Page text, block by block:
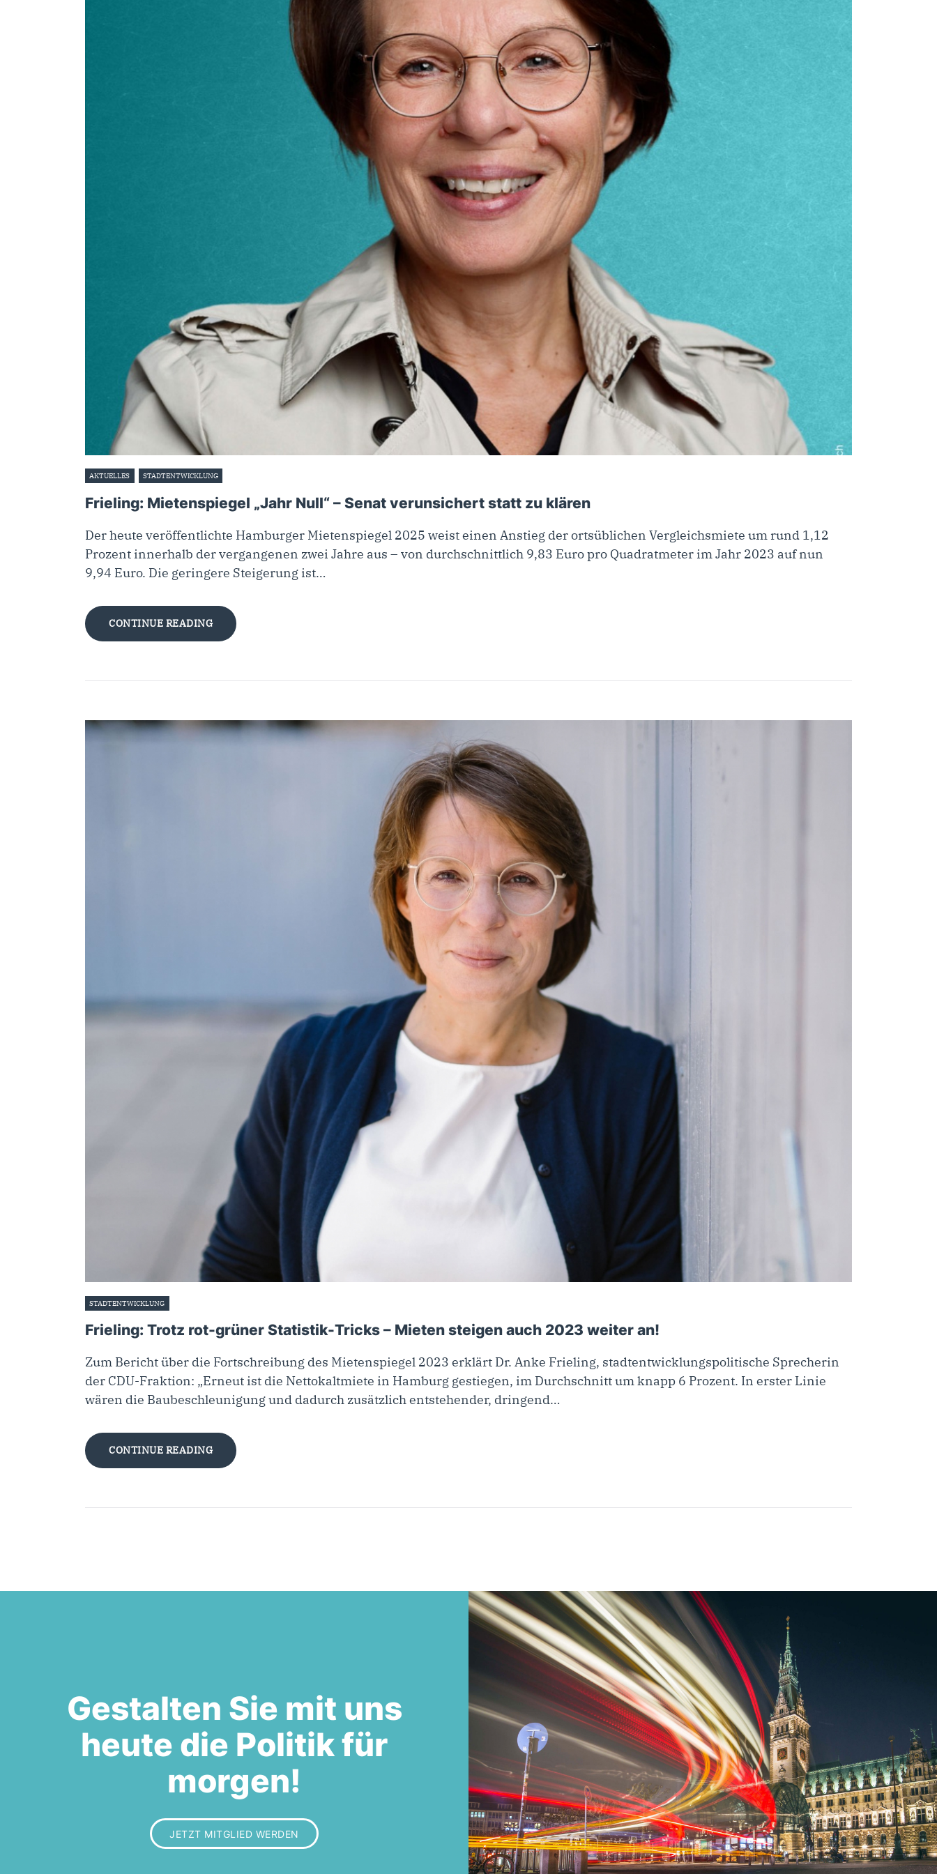
AKTUELLES STADTENTWICKLUNG
Frieling: Mietenspiegel „Jahr Null“ – Senat verunsichert statt zu klären
Der heute veröffentlichte Hamburger Mietenspiegel 2025 weist einen Anstieg der ortsüblichen Vergleichsmiete um rund 1,12
Prozent innerhalb der vergangenen zwei Jahre aus – von durchschnittlich 9,83 Euro pro Quadratmeter im Jahr 2023 auf nun
9,94 Euro. Die geringere Steigerung ist…
CONTINUE READING
STADTENTWICKLUNG
Frieling: Trotz rot-grüner Statistik-Tricks – Mieten steigen auch 2023 weiter an!
Zum Bericht über die Fortschreibung des Mietenspiegel 2023 erklärt Dr. Anke Frieling, stadtentwicklungspolitische Sprecherin
der CDU-Fraktion: „Erneut ist die Nettokaltmiete in Hamburg gestiegen, im Durchschnitt um knapp 6 Prozent. In erster Linie
wären die Baubeschleunigung und dadurch zusätzlich entstehender, dringend…
CONTINUE READING
Gestalten Sie mit uns
heute die Politik für
morgen!
JETZT MITGLIED WERDEN